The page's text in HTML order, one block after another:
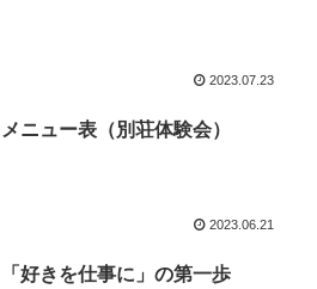
2023.07.23
メニュー表（別荘体験会）
2023.06.21
「好きを仕事に」の第一歩